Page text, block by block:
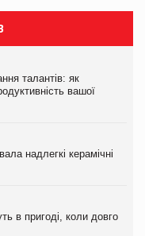
талантів: як
вашої
надлегкі керамічні
в пригоді, коли довго